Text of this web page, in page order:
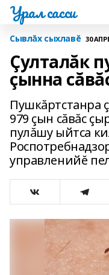
Урал сасси
Сывлăх сыхлавĕ 30
Çулталăк
çынна
Пушкăртстанра
979 çын сăвăс
пулăшу ыйтса
управленийĕ